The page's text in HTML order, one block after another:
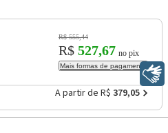
R$ 555,44
R$ 527,67 no pix
Mais formas de pagamento
A partir de R$ 379,05
Libras